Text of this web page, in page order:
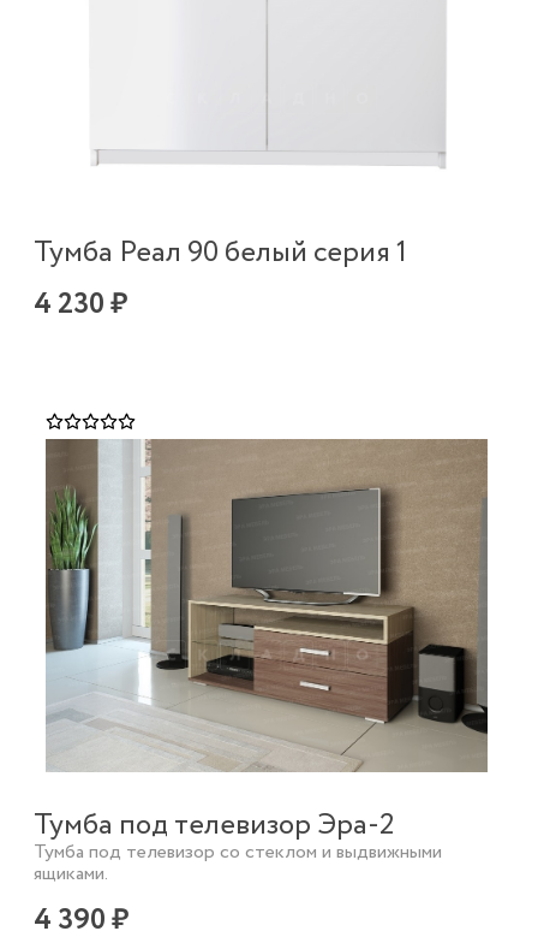
Тумба Реал 90 белый серия 1
4 230 ₽
Тумба под телевизор Эра-2
Тумба под телевизор со стеклом и выдвижными
ящиками.
4 390 ₽